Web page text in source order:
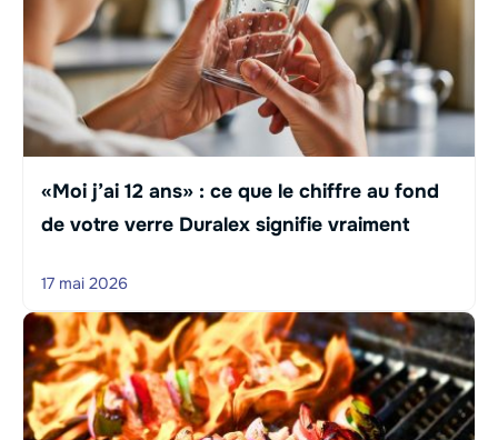
«Moi j’ai 12 ans» : ce que le chiffre au fond
de votre verre Duralex signifie vraiment
17 mai 2026